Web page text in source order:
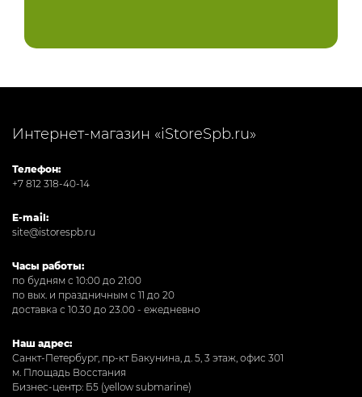
Интернет-магазин «iStoreSpb.ru»
Телефон:
+7 812 318-40-14
E-mail:
site@istorespb.ru
Часы работы:
по будням с 10:00 до 21:00
по вых. и праздничным с 11 до 20
доставка с 10.30 до 23.00 - ежедневно
Наш адрес:
Санкт-Петербург, пр-кт Бакунина, д. 5, 3 этаж, офис 301
м. Площадь Восстания
Бизнес-центр: Б5 (yellow submarine)